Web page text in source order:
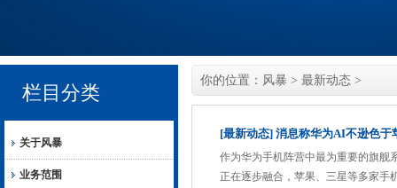
栏目分类
关于风暴
业务范围
你的位置： 风暴 > 最新动态 >
[最新动态] 消息称华为AI不逊色于
作为华为手机阵营中最为重要的旗舰
正在逐步融合，苹果、三星等多家手